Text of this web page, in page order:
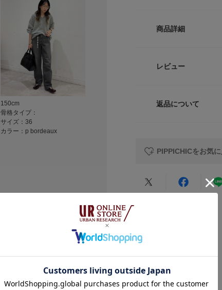
150cm
骨格タイプ：
サイズ：36
カラー：p bordeaux
【PIPPICHIC / ピッ
いからスタート。
※靴箱破損につきま
だいております。
お気に入り登録さ
の確認が可能です。
商品詳細
タイプ
レビュー
返品について
PIPPICHICをお気